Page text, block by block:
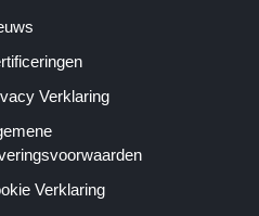
Verklaring
Verklaring